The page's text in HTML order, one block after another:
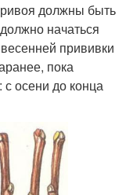
должны быть
начаться
прививки
пока
с осени до конца